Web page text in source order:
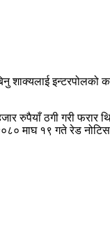
शाक्यलाई इन्टरपोलको
रुपैयाँ ठगी गरी फरार
माघ १९ गते रेड